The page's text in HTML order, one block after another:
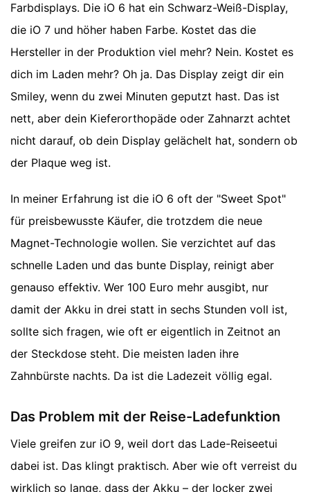
Farbdisplays. Die iO 6 hat ein Schwarz-Weiß-Display,
die iO 7 und höher haben Farbe. Kostet das die
Hersteller in der Produktion viel mehr? Nein. Kostet es
dich im Laden mehr? Oh ja. Das Display zeigt dir ein
Smiley, wenn du zwei Minuten geputzt hast. Das ist
nett, aber dein Kieferorthopäde oder Zahnarzt achtet
nicht darauf, ob dein Display gelächelt hat, sondern ob
der Plaque weg ist.
In meiner Erfahrung ist die iO 6 oft der "Sweet Spot"
für preisbewusste Käufer, die trotzdem die neue
Magnet-Technologie wollen. Sie verzichtet auf das
schnelle Laden und das bunte Display, reinigt aber
genauso effektiv. Wer 100 Euro mehr ausgibt, nur
damit der Akku in drei statt in sechs Stunden voll ist,
sollte sich fragen, wie oft er eigentlich in Zeitnot an
der Steckdose steht. Die meisten laden ihre
Zahnbürste nachts. Da ist die Ladezeit völlig egal.
Das Problem mit der Reise-Ladefunktion
Viele greifen zur iO 9, weil dort das Lade-Reiseetui
dabei ist. Das klingt praktisch. Aber wie oft verreist du
wirklich so lange, dass der Akku – der locker zwei